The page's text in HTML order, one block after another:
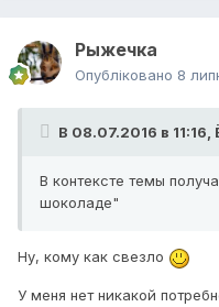
Рыжечка
Опубліковано 8
В 08.07.2016 в 11:16,
В контексте темы
шоколаде"
Ну, кому как свезло
У меня нет никакой